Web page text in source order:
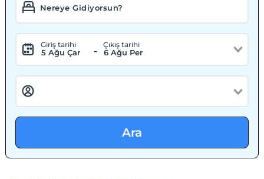
Giriş tarihi
5 Ağu Çar -
Çıkış tarihi
6 Ağu Per
Ara